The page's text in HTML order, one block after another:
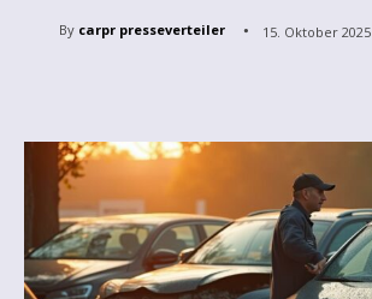
By carpr presseverteiler 15. Oktober 2025